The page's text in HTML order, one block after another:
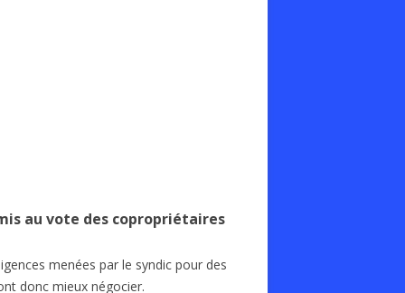
au vote des copropriétaires
menées par le syndic pour des
donc mieux négocier.